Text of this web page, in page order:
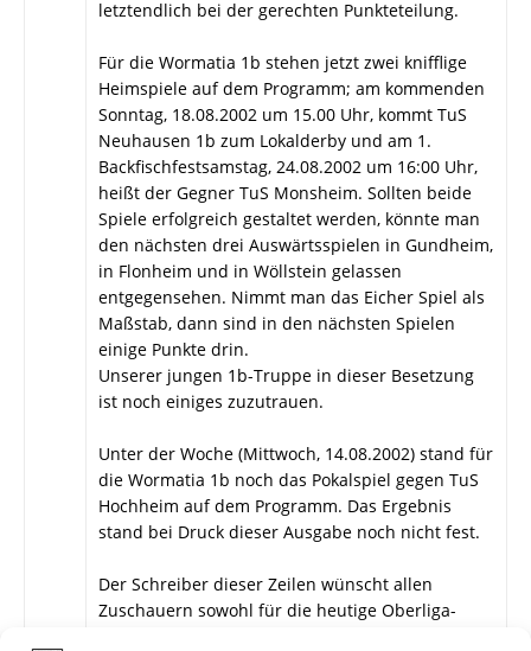
letztendlich bei der gerechten Punkteteilung.
Für die Wormatia 1b stehen jetzt zwei knifflige
Heimspiele auf dem Programm; am kommenden
Sonntag, 18.08.2002 um 15.00 Uhr, kommt TuS
Neuhausen 1b zum Lokalderby und am 1.
Backfischfestsamstag, 24.08.2002 um 16:00 Uhr,
heißt der Gegner TuS Monsheim. Sollten beide
Spiele erfolgreich gestaltet werden, könnte man
den nächsten drei Auswärtsspielen in Gundheim,
in Flonheim und in Wöllstein gelassen
entgegensehen. Nimmt man das Eicher Spiel als
Maßstab, dann sind in den nächsten Spielen
einige Punkte drin.
Unserer jungen 1b-Truppe in dieser Besetzung
ist noch einiges zuzutrauen.
Unter der Woche (Mittwoch, 14.08.2002) stand für
die Wormatia 1b noch das Pokalspiel gegen TuS
Hochheim auf dem Programm. Das Ergebnis
stand bei Druck dieser Ausgabe noch nicht fest.
Der Schreiber dieser Zeilen wünscht allen
Zuschauern sowohl für die heutige Oberliga-